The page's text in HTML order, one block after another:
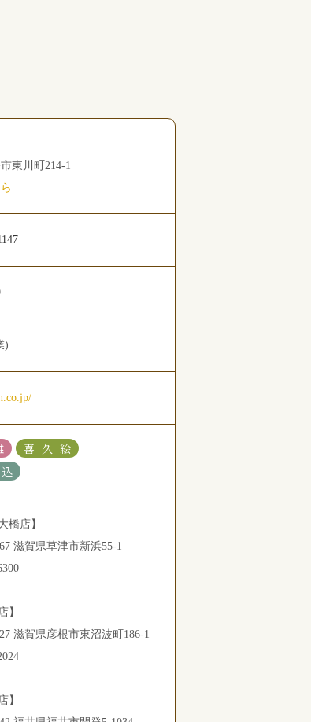
東川町214-1
)
喜久絵
橋店】
滋賀県草津市新浜55-1
】
滋賀県彦根市東沼波町186-1
】